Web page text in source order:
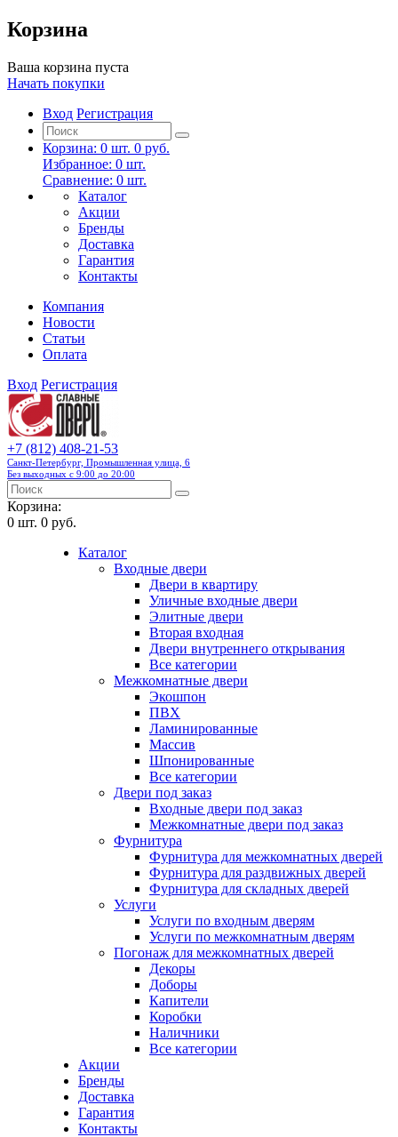
Корзина
Ваша корзина пуста
Начать покупки
Вход Регистрация
Корзина: 0 шт. 0 руб.
Избранное: 0 шт.
Сравнение: 0 шт.
Каталог
Акции
Бренды
Доставка
Гарантия
Контакты
Компания
Новости
Статьи
Оплата
Вход Регистрация
+7 (812) 408-21-53
Санкт-Петербург, Промышленная улица, 6
Без выходных с 9:00 до 20:00
Корзина:
0 шт. 0 руб.
Каталог
Входные двери
Двери в квартиру
Уличные входные двери
Элитные двери
Вторая входная
Двери внутреннего открывания
Все категории
Межкомнатные двери
Экошпон
ПВХ
Ламинированные
Массив
Шпонированные
Все категории
Двери под заказ
Входные двери под заказ
Межкомнатные двери под заказ
Фурнитура
Фурнитура для межкомнатных дверей
Фурнитура для раздвижных дверей
Фурнитура для складных дверей
Услуги
Услуги по входным дверям
Услуги по межкомнатным дверям
Погонаж для межкомнатных дверей
Декоры
Доборы
Капители
Коробки
Наличники
Все категории
Акции
Бренды
Доставка
Гарантия
Контакты